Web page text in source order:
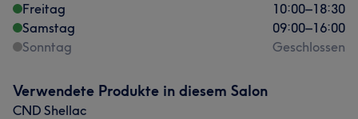
Freitag
10:00–18:30
Samstag
09:00–16:00
Sonntag
Geschlossen
Verwendete Produkte in diesem Salon
CND Shellac